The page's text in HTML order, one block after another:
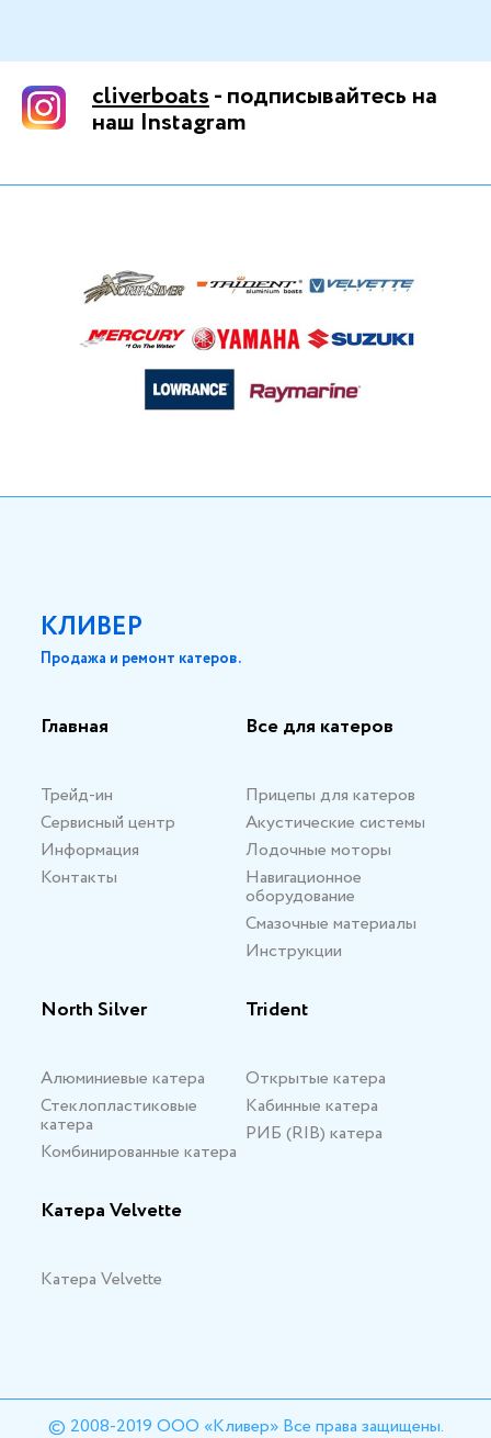
cliverboats- подписывайтесь на
наш Instagram
КЛИВЕР
Продажа и ремонт катеров.
Главная
Трейд-ин
Сервисный центр
Информация
Контакты
Все для катеров
Прицепы для катеров
Акустические системы
Лодочные моторы
Навигационное
оборудование
Смазочные материалы
Инструкции
North Silver
Алюминиевые катера
Стеклопластиковые
катера
Комбинированные катера
Trident
Открытые катера
Кабинные катера
РИБ (RIB) катера
Катера Velvette
Катера Velvette
© 2008-2019 ООО «Кливер» Все права защищены.